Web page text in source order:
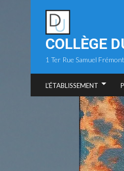
COLLÈGE
1 Ter Rue Samuel
L’ÉTABLISSEMENT